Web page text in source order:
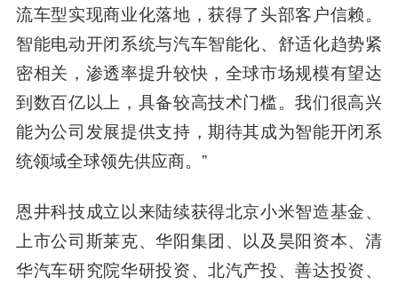
流车型实现商业化落地，获得了头部客户信赖。
智能电动开闭系统与汽车智能化、舒适化趋势紧
密相关，渗透率提升较快，全球市场规模有望达
到数百亿以上，具备较高技术门槛。我们很高兴
能为公司发展提供支持，期待其成为智能开闭系
统领域全球领先供应商。”
恩井科技成立以来陆续获得北京小米智造基金、
上市公司斯莱克、华阳集团、以及昊阳资本、清
华汽车研究院华研投资、北汽产投、善达投资、